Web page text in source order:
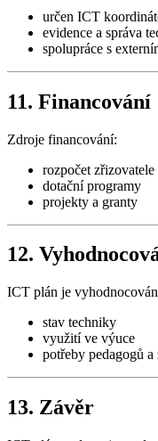
určen ICT
evidence a správa
spolupráce s
11. Financování
Zdroje financování:
rozpočet zřizovatele
dotační programy
projekty a granty
12.
ICT plán je
stav techniky
využití ve výuce
potřeby pedagogů a
13. Závěr